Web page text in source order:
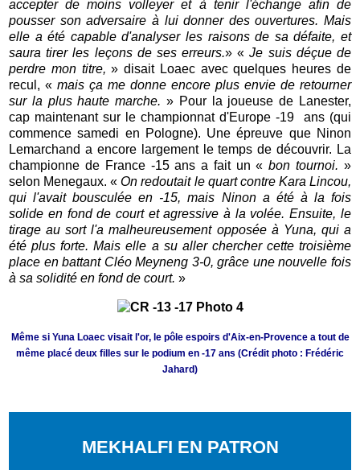
accepter de moins volleyer et à tenir l'échange afin de
pousser son adversaire à lui donner des ouvertures. Mais
elle a été capable d'analyser les raisons de sa défaite, et
saura tirer les leçons de ses erreurs.» «Je suis déçue de
perdre mon titre,» disait Loaec avec quelques heures de
recul, «mais ça me donne encore plus envie de retourner
sur la plus haute marche. » Pour la joueuse de Lanester,
cap maintenant sur le championnat d'Europe -19 ans (qui
commence samedi en Pologne). Une épreuve que Ninon
Lemarchand a encore largement le temps de découvrir. La
championne de France -15 ans a fait un «bon tournoi. »
selon Menegaux. «On redoutait le quart contre Kara Lincou,
qui l'avait bousculée en -15, mais Ninon a été à la fois
solide en fond de court et agressive à la volée. Ensuite, le
tirage au sort l'a malheureusement opposée à Yuna, qui a
été plus forte. Mais elle a su aller chercher cette troisième
place en battant Cléo Meyneng 3-0, grâce une nouvelle fois
à sa solidité en fond de court. »
Même si Yuna Loaec visait l'or, le pôle espoirs d'Aix-en-Provence a tout de
même placé deux filles sur le podium en -17 ans (Crédit photo : Frédéric
Jahard)
MEKHALFI EN PATRON